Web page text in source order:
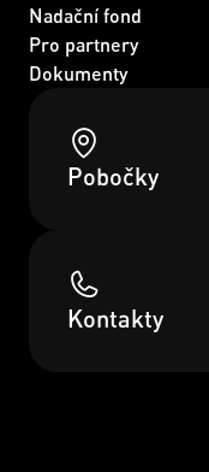
Nadační fond
Pro partnery
Dokumenty
Pobočky
Kontakty